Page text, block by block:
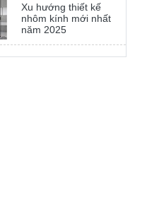
Xu hướng thiết kế
nhôm kính mới nhất
năm 2025